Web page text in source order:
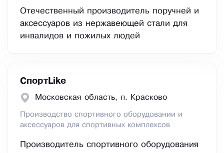
Отечественный производитель поручней и
аксессуаров из нержавеющей стали для
инвалидов и пожилых людей
СпортLike
Московская область, п. Красково
Производство спортивного оборудовании и
аксессуаров для спортивных комплексов
Производитель спортивного оборудования